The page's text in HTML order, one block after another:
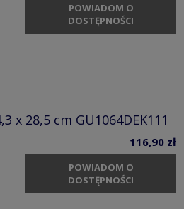
POWIADOM O
DOSTĘPNOŚCI
x 28,5 cm GU1064DEK111
116,90 zł
POWIADOM O
DOSTĘPNOŚCI